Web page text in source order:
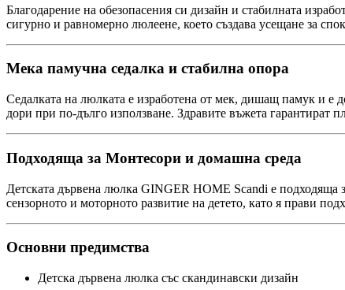
Благодарение на обезопасения си дизайн и стабилната
сигурно и равномерно люлеене, което създава усещане за
Мека памучна седалка и стабилна опора
Седалката на люлката е изработена от мек, дишащ памук и е
дори при по-дълго използване. Здравите въжета гарантират
Подходяща за Монтесори и домашна среда
Детската дървена люлка GINGER HOME Scandi е подходяща
сензорното и моторното развитие на детето, като я прави
Основни предимства
Детска дървена люлка със скандинавски дизайн